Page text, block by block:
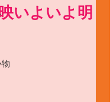
いよいよ明